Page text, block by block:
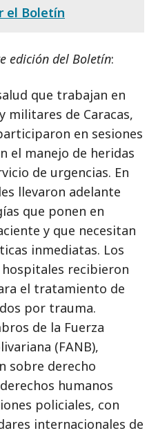
el Boletín
edición del Boletín:
que trabajan en
militares de Caracas,
en sesiones
el manejo de heridas
de urgencias. En
llevaron adelante
que ponen en
y que necesitan
inmediatas. Los
recibieron
el tratamiento de
por trauma.
de la Fuerza
(FANB),
sobre derecho
humanos
policiales, con
internacionales de